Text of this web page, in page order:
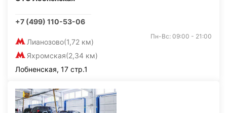
+7 (499) 110-53-06
Лианозово(1,72 км)
Яхромская(2,34 км)
Пн-Вс: 09:00 - 21:00
Лобненская, 17 стр.1